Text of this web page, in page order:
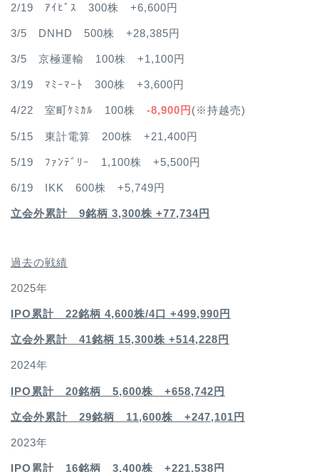
2/19 ｱｲﾋﾞｽ 300株 +6,600円
3/5 DNHD 500株 +28,385円
3/5 京極運輸 100株 +1,100円
3/19 ﾏﾐｰﾏｰﾄ 300株 +3,600円
4/22 室町ｹﾐｶﾙ 100株 -8,900円 (※持越売)
5/15 東計電算 200株 +21,400円
5/19 ﾌｧﾝﾃﾞﾘｰ 1,100株 +5,500円
6/19 IKK 600株 +5,749円
立会外累計 9銘柄 3,300株 +77,734円
過去の戦績
2025年
IPO累計 22銘柄 4,600株/4口 +499,990円
立会外累計 41銘柄 15,300株 +514,228円
2024年
IPO累計 20銘柄 5,600株 +658,742円
立会外累計 29銘柄 11,600株 +247,101円
2023年
IPO累計 16銘柄 3,400株 +221,538円